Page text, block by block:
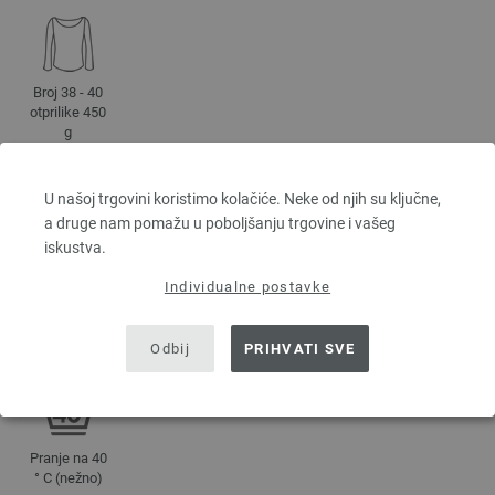
U našoj trgovini koristimo kolačiće. Neke od njih su ključne,
a druge nam pomažu u poboljšanju trgovine i vašeg
iskustva.
Individualne postavke
Odbij PRIHVATI SVE
Broj 38 - 40
otprilike 450
g
UPUTSTVA ZA NJEGU
dozvoljeno
temperaturi
Pranje na 40
° C (nežno)